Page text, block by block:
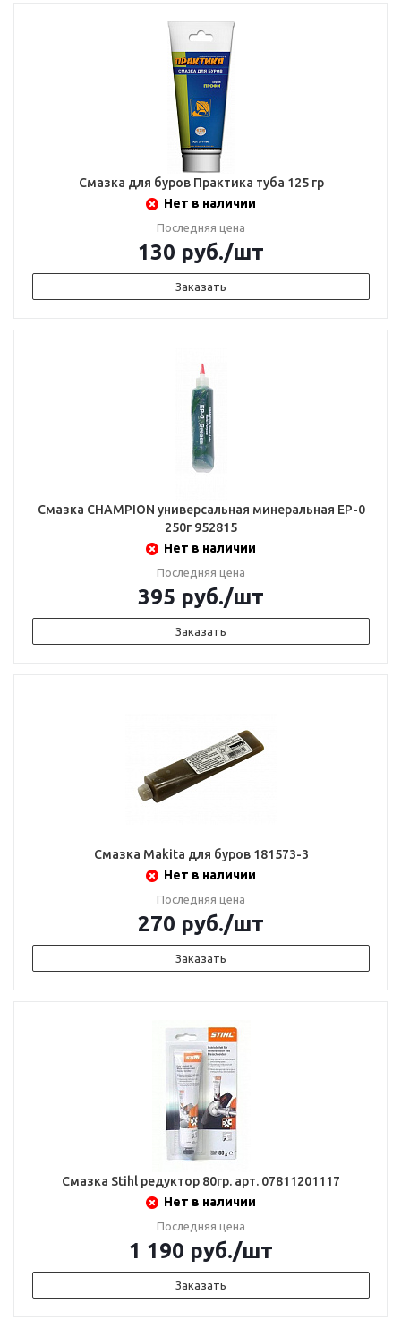
Смазка для буров Практика туба 125 гр
Нет в наличии
Последняя цена
130 руб./шт
Заказать
Смазка CHAMPION универсальная минеральная EP-0
250г 952815
Нет в наличии
Последняя цена
395 руб./шт
Заказать
Смазка Makita для буров 181573-3
Нет в наличии
Последняя цена
270 руб./шт
Заказать
Смазка Stihl редуктор 80гр. арт. 07811201117
Нет в наличии
Последняя цена
1 190 руб./шт
Заказать